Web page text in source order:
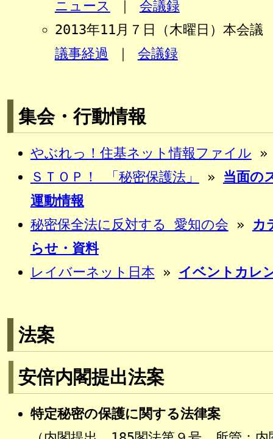
ニュース
会議録
2013年11月７日（木曜日
議事経過
会議録
集会・行動情報
やぶれっ！住基ネット情報ファイル
ＳＴＯＰ！ 「秘密保護法」
» 当面の
運動情報
秘密保全法に反対する 愛知の会 » カ
らせ・資料
レイバーネット日本 » イベントカレ
法案
安倍内閣提出法案
特定秘密の保護に関する法律案